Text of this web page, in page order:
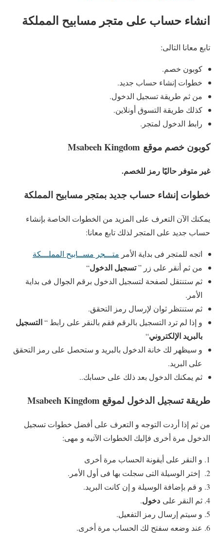
انشاء حساب على متجر مسابيح المملكة
تابع معانا التالى:
كوبون خصم.
خطوات إنشاء حساب جديد.
من ثم طريقة تسجيل الدخول.
كذلك طريقة التسوق أونلاين.
رابط الدخول لمتجر.
كوبون خصم موقع Msabeeh Kingdom
غير متوفر حاليًا رمز للخصم.
خطوات إنشاء حساب جديد بمتجر مسابيح المملكة
يمكنك الآن التعرف على المزيد من الخطوات الخاصة بإنشاء
حساب جديد على المتجر لذلك تابع معانا:
اتجه للمتجر فى بداية الأمر متـــجر مســابيح المملـــكة
من ثم أنقر على زر ”تسجيل الدخول“
ثم ستنتقل لصفحة لتسجيل الدخول برقم الجوال فى بداية
الأمر.
ثم ستنتظر ثوان لإرسال رمز التحقق.
و إذا لم ترد التسجيل بالرقم فقم بالنقر على رابط “التسجيل
بالبريد الإلكتروني“
و سيظهر لك خانة الدخول بالبريد و ستحصل على رمز التحقق
على البريد.
ثم يمكنك الدخول بعد ذلك على حسابك..
طريقة تسجيل الدخول لموقع Msabeeh Kingdom
من ثم إذا أردت التوجه و التعرف على أفضل خطوات تسجيل
الدخول مرة أخرى فإليك الخطوات الآتيه و مهى:
و النقر على أيقونة الحساب مرة أخرى
إختر الوسيلة التى سجلت بها فى أول الأمر.
و قم بإضافة الوسيلة و إن كانت البريد.
ثم النقر على دخول.
و سيتم إرسال رمز التفعيل.
عند وضعه سفتح لك الحساب مرة أخرى.